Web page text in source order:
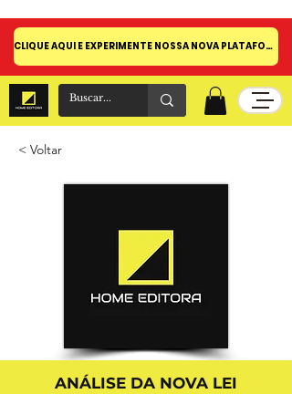
CLIQUE AQUI E EXPERIMENTE NOSSA NOVA PLATAFORMA!
< Voltar
ANÁLISE DA NOVA LEI